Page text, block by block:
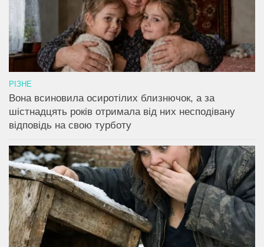
РІЗНЕ
Вона всиновила осиротілих близнючок, а за
шістнадцять років отримала від них несподівану
відповідь на свою турботу